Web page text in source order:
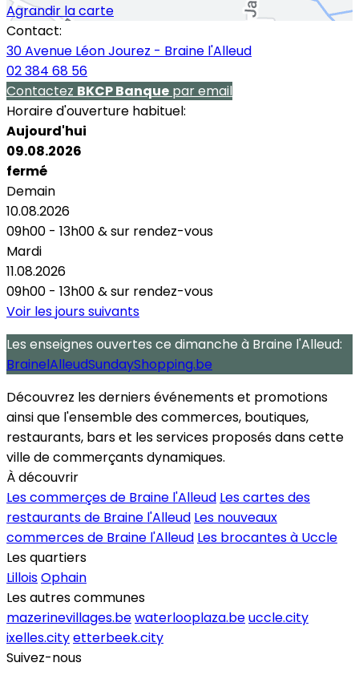
Agrandir la carte
Contact:
30 Avenue Léon Jourez - Braine l'Alleud
02 384 68 56
Contactez BKCP Banque par email
Horaire d'ouverture habituel:
Aujourd'hui
09.08.2026
fermé
Demain
10.08.2026
09h00 - 13h00&sur rendez-vous
Mardi
11.08.2026
09h00 - 13h00&sur rendez-vous
Voir les jours suivants
Les enseignes ouvertes ce dimanche à Braine l'Alleud:
BrainelAlleudSundayShopping.be
Découvrez les derniers événements et promotions
ainsi que l'ensemble des commerces, boutiques,
restaurants, bars et les services proposés dans cette
ville de commerçants dynamiques.
À découvrir
Les commerçes de Braine l'Alleud Les cartes des
restaurants de Braine l'Alleud Les nouveaux
commerces de Braine l'Alleud Les brocantes à Uccle
Les quartiers
LilloisOphain
Les autres communes
mazerinevillages.bewaterlooplaza.beuccle.city
ixelles.cityetterbeek.city
Suivez-nous